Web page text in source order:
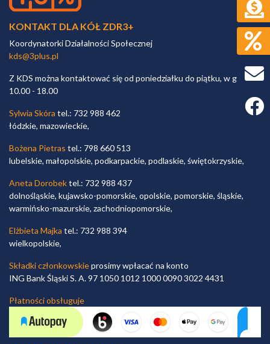
KONTAKT DLA KÓŁ ZDR3+
Koordynatorki Działalności Społecznej
kds@3plus.pl
Z KDS można kontaktować się od poniedziałku do piątku, w godz.
10.00 - 18.00
Sylwia Skóra tel.: 732 988 462
łódzkie, mazowieckie,
Bożena Pietras tel.: 798 660 513
lubelskie, małopolskie, podkarpackie, podlaskie, świętokrzyskie,
Aneta Dorobektel.: 732 988 437
dolnośląskie, kujawsko-pomorskie, opolskie, pomorskie, śląskie,
warmińsko-mazurskie, zachodniopomorskie,
Elżbieta Majka tel.: 732 988 394
wielkopolskie,
Składki członkowskieprosimy wpłacać na konto
ING Bank Śląski S. A. 97 1050 1012 1000 0090 3022 4431
Płatności obsługuje